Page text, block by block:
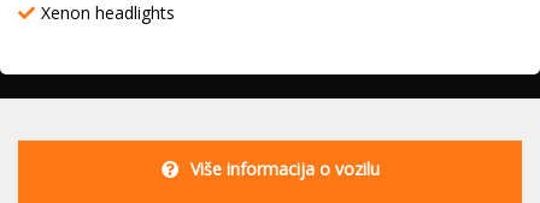
Xenon headlights
Više informacija o vozilu